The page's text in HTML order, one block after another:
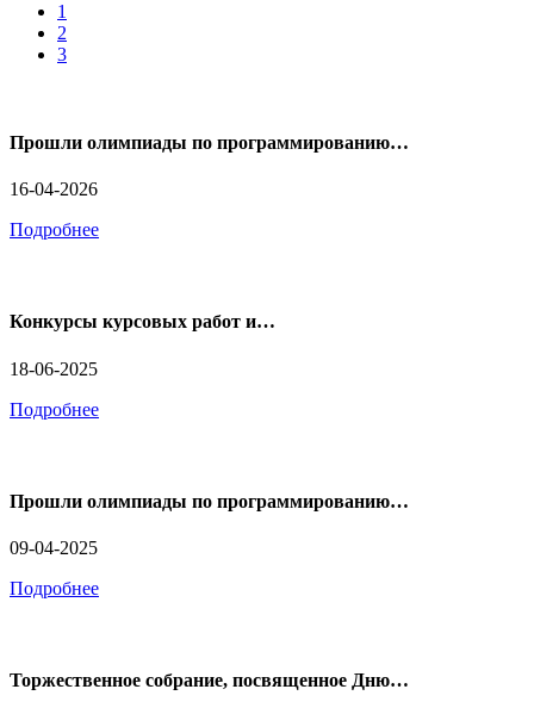
1
2
3
Прошли олимпиады по программированию…
16-04-2026
Подробнее
Конкурсы курсовых работ и…
18-06-2025
Подробнее
Прошли олимпиады по программированию…
09-04-2025
Подробнее
Торжественное собрание, посвященное Дню…